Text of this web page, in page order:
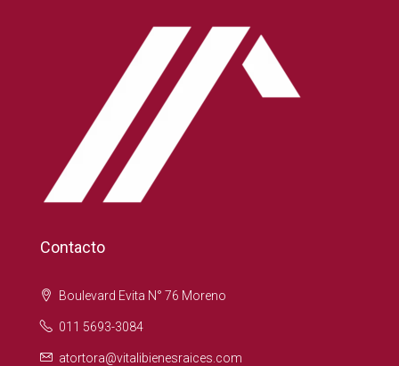
Contacto
Boulevard Evita N° 76 Moreno
011 5693-3084
atortora@vitalibienesraices.com